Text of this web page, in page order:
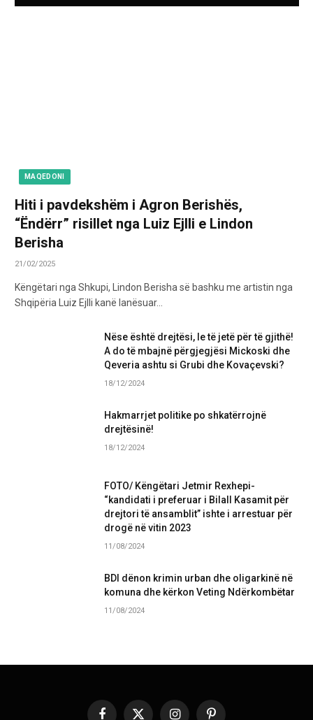
MAQEDONI
Hiti i pavdekshëm i Agron Berishës,
“Ëndërr” risillet nga Luiz Ejlli e Lindon
Berisha
21/02/2025
Këngëtari nga Shkupi, Lindon Berisha së bashku me artistin nga
Shqipëria Luiz Ejlli kanë lanësuar…
Nëse është drejtësi, le të jetë për të gjithë!
A do të mbajnë përgjegjësi Mickoski dhe
Qeveria ashtu si Grubi dhe Kovaçevski?
18/12/2024
Hakmarrjet politike po shkatërrojnë
drejtësinë!
18/12/2024
FOTO/ Këngëtari Jetmir Rexhepi-
“kandidati i preferuar i Bilall Kasamit për
drejtori të ansamblit” ishte i arrestuar për
drogë në vitin 2023
11/08/2024
BDI dënon krimin urban dhe oligarkinë në
komuna dhe kërkon Veting Ndërkombëtar
11/08/2024